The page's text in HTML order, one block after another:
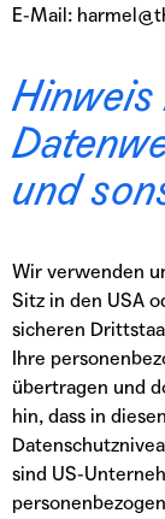
E-Mail:
und
Wir verwenden
Sitz in den USA
sicheren
Ihre
übertragen und
hin, dass in
sind US-